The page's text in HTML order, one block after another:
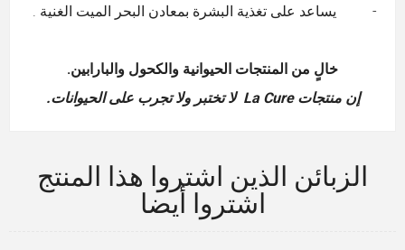
- يساعد على تغذية البشرة بمعادن البحر الميت الغنية .
خالٍ من المنتجات الحيوانية والكحول والبارابين.
إن منتجات La Cure لا تختبر ولا تجرب على الحيوانات.
الزبائن الذين اشتروا هذا المنتج
اشتروا أيضا